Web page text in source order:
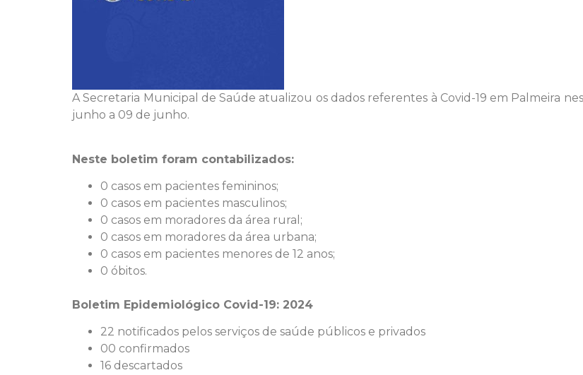
A Secretaria Municipal de Saúde atualizou os dados referentes à Covid-19 em Palmeira
junho a 09 de junho.
Neste boletim foram contabilizados:
0 casos em pacientes femininos;
0 casos em pacientes masculinos;
0 casos em moradores da área rural;
0 casos em moradores da área urbana;
0 casos em pacientes menores de 12 anos;
0 óbitos.
Boletim Epidemiológico Covid-19: 2024
22 notificados pelos serviços de saúde públicos e privados
00 confirmados
16 descartados